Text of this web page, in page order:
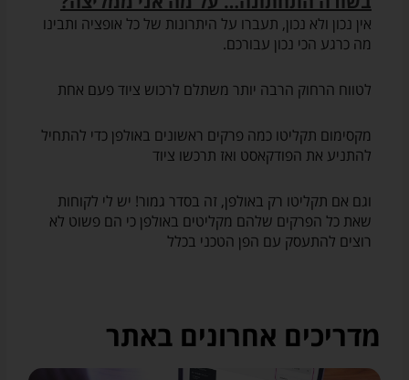
אין נכון ולא נכון, תעברו על היתרונות של כל אופציה ותבינו
מה כרגע הכי נכון עבורכם.
לטווח הרחוק הרבה יותר משתלם לרכוש ציוד פעם אחת
מקסימום תקליטו כמה פרקים ראשונים באולפן כדי להתחיל
להתניע את הפודקאסט ואז תרכשו ציוד
וגם אם תקליטו רק באולפן, זה בסדר גמור! יש לי לקוחות
שאת כל הפרקים שלהם מקליטים באולפן כי הם פשוט לא
רוצים להתעסק עם הפן הטכני בכלל
מדריכים אחרונים באתר